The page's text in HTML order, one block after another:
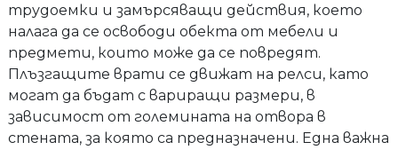
трудоемки и замърсяващи действия, което
налага да се освободи обекта от мебели и
предмети, които може да се повредят.
Плъзгащите врати се движат на релси, като
могат да бъдат с вариращи размери, в
зависимост от големината на отвора в
стената, за която са предназначени. Една важна